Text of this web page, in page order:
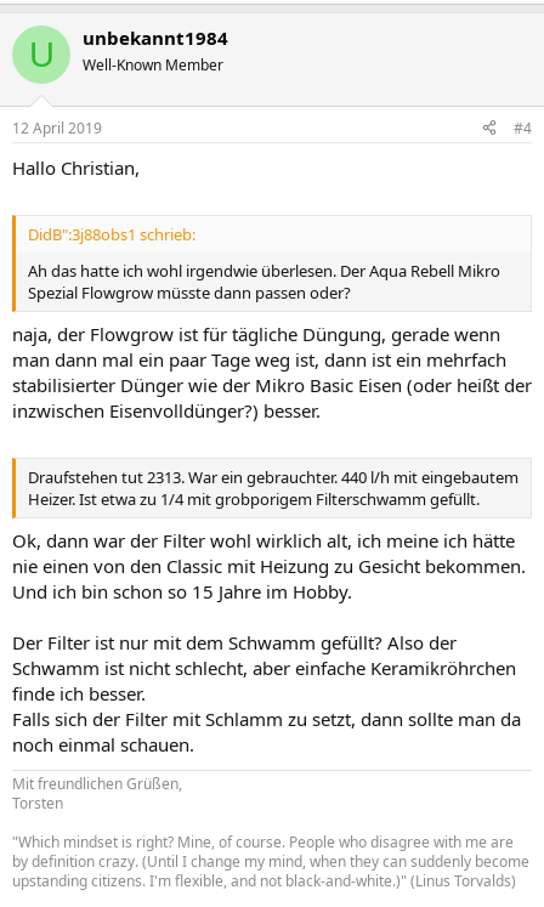
U unbekannt1984
Well-Known Member
12 April 2019 #4
Hallo Christian,
DidB":3j88obs1 schrieb:
Ah das hatte ich wohl irgendwie überlesen. Der Aqua Rebell Mikro
Spezial Flowgrow müsste dann passen oder?
naja, der Flowgrow ist für tägliche Düngung, gerade wenn
man dann mal ein paar Tage weg ist, dann ist ein mehrfach
stabilisierter Dünger wie der Mikro Basic Eisen (oder heißt der
inzwischen Eisenvolldünger?) besser.
Draufstehen tut 2313. War ein gebrauchter. 440 l/h mit eingebautem
Heizer. Ist etwa zu 1/4 mit grobporigem Filterschwamm gefüllt.
Ok, dann war der Filter wohl wirklich alt, ich meine ich hätte
nie einen von den Classic mit Heizung zu Gesicht bekommen.
Und ich bin schon so 15 Jahre im Hobby.
Der Filter ist nur mit dem Schwamm gefüllt? Also der
Schwamm ist nicht schlecht, aber einfache Keramikröhrchen
finde ich besser.
Falls sich der Filter mit Schlamm zu setzt, dann sollte man da
noch einmal schauen.
Mit freundlichen Grüßen,
Torsten
"Which mindset is right? Mine, of course. People who disagree with me are
by definition crazy. (Until I change my mind, when they can suddenly become
upstanding citizens. I'm flexible, and not black-and-white.)" (Linus Torvalds)